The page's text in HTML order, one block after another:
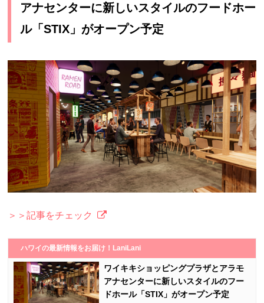
アナセンターに新しいスタイルのフードホー
ル「STIX」がオープン予定
＞＞記事をチェック
ハワイの最新情報をお届け！LaniLani
ワイキキショッピングプラザとアラモ
アナセンターに新しいスタイルのフー
ドホール「STIX」がオープン予定